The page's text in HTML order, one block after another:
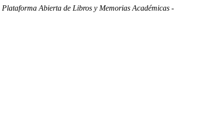
Plataforma Abierta de Libros y Memorias Académicas -